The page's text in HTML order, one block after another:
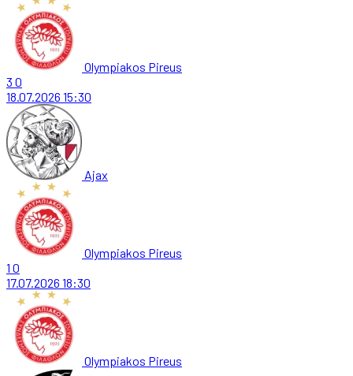
Olympiakos Pireus
3 0
18.07.2026 15:30
Ajax
Olympiakos Pireus
1 0
17.07.2026 18:30
Olympiakos Pireus